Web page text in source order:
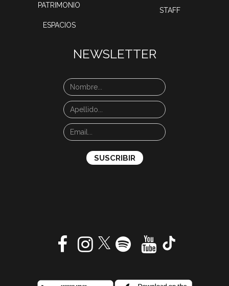
PATRIMONIO
ESPACIOS
STAFF
NEWSLETTER